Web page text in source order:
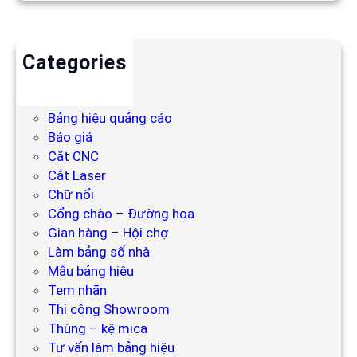
Categories
Bảng hiệu quảng cáo
Báo giá
Cắt CNC
Cắt Laser
Chữ nổi
Cổng chào – Đường hoa
Gian hàng – Hội chợ
Làm bảng số nhà
Mẫu bảng hiệu
Tem nhãn
Thi công Showroom
Thùng – kệ mica
Tư vấn làm bảng hiệu